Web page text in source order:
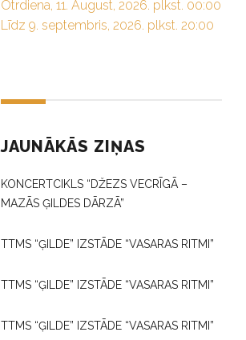
Otrdiena, 11. August, 2026. plkst. 00:00
Līdz 9. septembris, 2026. plkst. 20:00
JAUNĀKĀS ZIŅAS
KONCERTCIKLS “DŽEZS VECRĪGĀ –
MAZĀS ĢILDES DĀRZĀ”
TTMS “ĢILDE” IZSTĀDE “VASARAS RITMI”
TTMS “ĢILDE” IZSTĀDE “VASARAS RITMI”
TTMS “ĢILDE” IZSTĀDE “VASARAS RITMI”